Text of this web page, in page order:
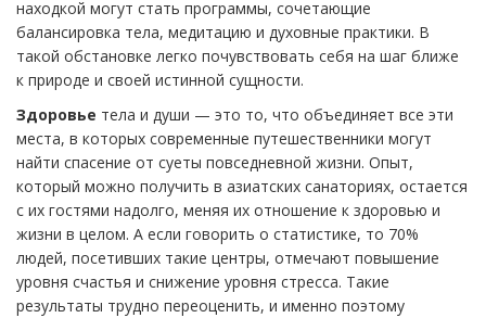
находкой могут стать программы, сочетающие
балансировка тела, медитацию и духовные практики. В
такой обстановке легко почувствовать себя на шаг ближе
к природе и своей истинной сущности.
Здоровье тела и души — это то, что объединяет все эти
места, в которых современные путешественники могут
найти спасение от суеты повседневной жизни. Опыт,
который можно получить в азиатских санаториях, остается
с их гостями надолго, меняя их отношение к здоровью и
жизни в целом. А если говорить о статистике, то 70%
людей, посетивших такие центры, отмечают повышение
уровня счастья и снижение уровня стресса. Такие
результаты трудно переоценить, и именно поэтому